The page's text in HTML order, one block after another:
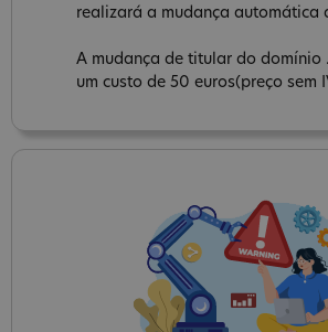
realizará a mudança automática
A mudança de titular do domínio
um custo de 50 euros(preço sem